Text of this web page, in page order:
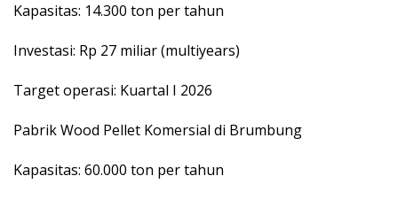
Kapasitas: 14.300 ton per tahun
Investasi: Rp 27 miliar (multiyears)
Target operasi: Kuartal I 2026
Pabrik Wood Pellet Komersial di Brumbung
Kapasitas: 60.000 ton per tahun